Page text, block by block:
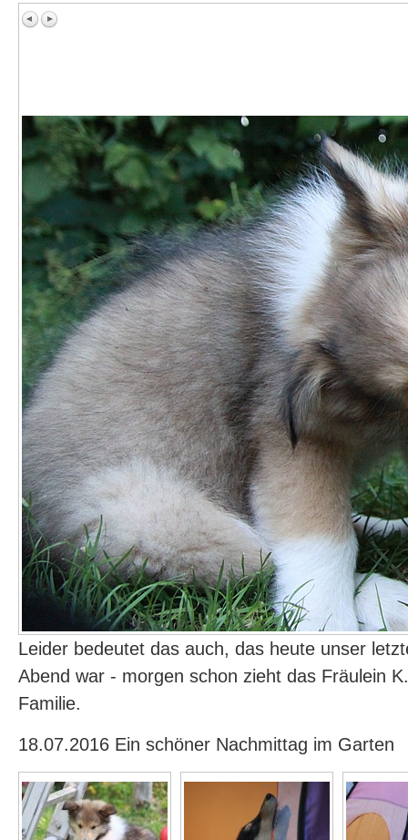
Leider bedeutet das auch, das heute unser
Abend war - morgen schon zieht das Fräulein
Familie.
18.07.2016 Ein schöner Nachmittag im Garten